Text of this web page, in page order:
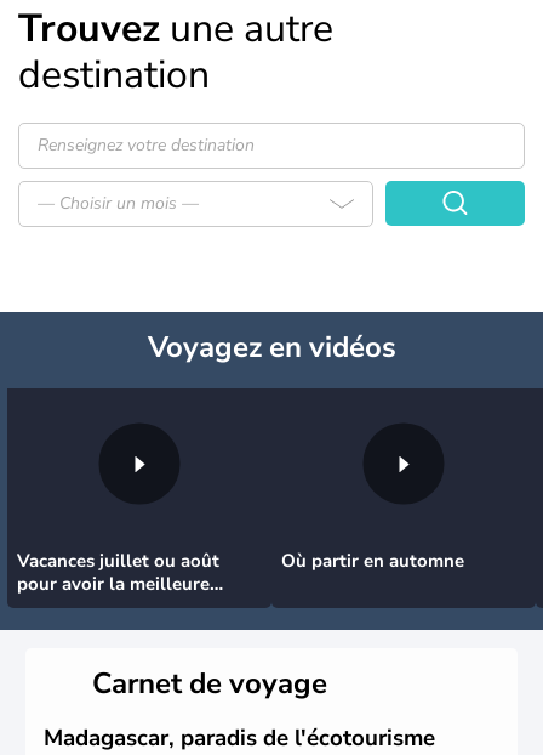
Trouvez une autre
destination
— Choisir un mois —
Voyagezen vidéos
Vacances juillet ou août
pour avoir la meilleure
météo
Où partir en automne
Carnet de voyage
Madagascar, paradis de l'écotourisme